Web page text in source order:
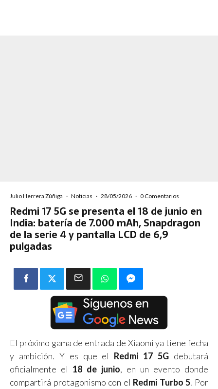
Julio Herrera Zúñiga · Noticias · 28/05/2026 · 0 Comentarios
Redmi 17 5G se presenta el 18 de junio en
India: batería de 7.000 mAh, Snapdragon
de la serie 4 y pantalla LCD de 6,9
pulgadas
El próximo gama de entrada de Xiaomi ya tiene fecha
y ambición. Y es que el Redmi 17 5G debutará
oficialmente el 18 de junio, en un evento donde
compartirá protagonismo con el Redmi Turbo 5. Por